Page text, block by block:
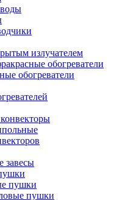
излучателем
обогреватели
обогреватели
завесы
пушки
пушки